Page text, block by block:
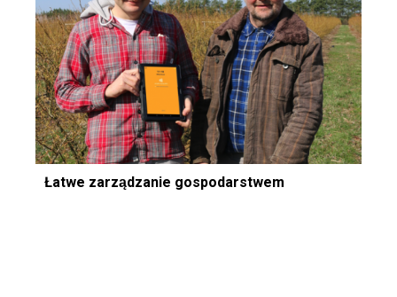
Łatwe zarządzanie gospodarstwem